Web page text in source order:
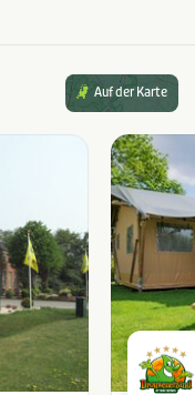
Auf der Karte